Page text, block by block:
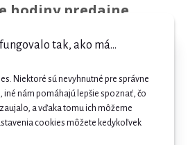
tak, ako má...
Niektoré sú nevyhnutné pre správne
iné nám pomáhajú lepšie spoznať, čo
a vďaka tomu ich môžeme
cookies môžete kedykoľvek
hodiny predajne
Streda 09-17
Štvrtok 09-17